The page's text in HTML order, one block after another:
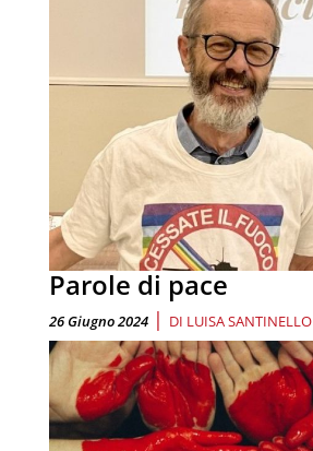
Parole di pace
26 Giugno 2024 | DI LUISA SANTINELLO